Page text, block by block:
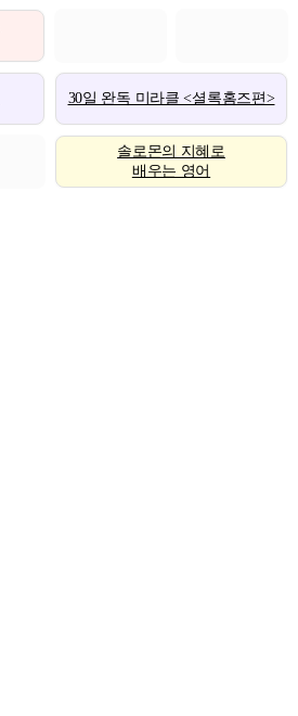
30일 완독 미라클 <셜록홈즈편>
솔로몬의 지혜로
배우는 영어